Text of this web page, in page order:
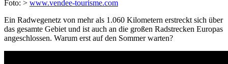
Foto: > www.vendee-tourisme.com
Ein Radwegenetz von mehr als 1.060 Kilometern erstreckt sich über
das gesamte Gebiet und ist auch an die großen Radstrecken Europas
angeschlossen. Warum erst auf den Sommer warten?